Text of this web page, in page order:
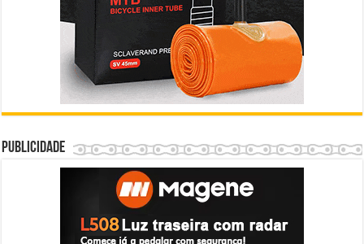
Publicidade